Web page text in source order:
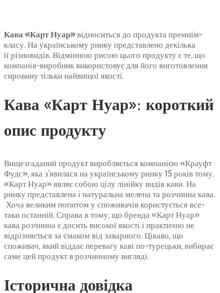
Кава «Карт Нуар»відноситься до продукта премиім-
класу. На українському ринку представлено декілька
її різновидів. Відмінною рисою цього продукту є те, що
компанія-виробник використовує для його виготовлення
сировину тільки найвищої якості.
Кава «Карт Нуар»: короткий
опис продукту
Вищезгаданий продукт виробляється компанією «Крауфт
Фудс», яка з’явилася на українському ринку 15 років тому.
«Карт Нуар» являє собою цілу лінійку видів кави. На
ринку представлена і натуральна мелена та розчинна кава.
Хоча великим попитом у споживачів користується все-
таки останній. Справа в тому, що бренда «Карт Нуар»
кава розчинна є досить високої якості і практично не
відрізняється за смаком від заварного. Цікаво, що
споживач, який віддає перевагу каві по-турецьки, вибирає
саме цей продукт в розчинному вигляді.
Історична довідка